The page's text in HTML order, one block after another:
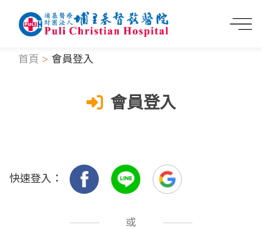
首頁 會員登入
會員登入
快速登入：
或